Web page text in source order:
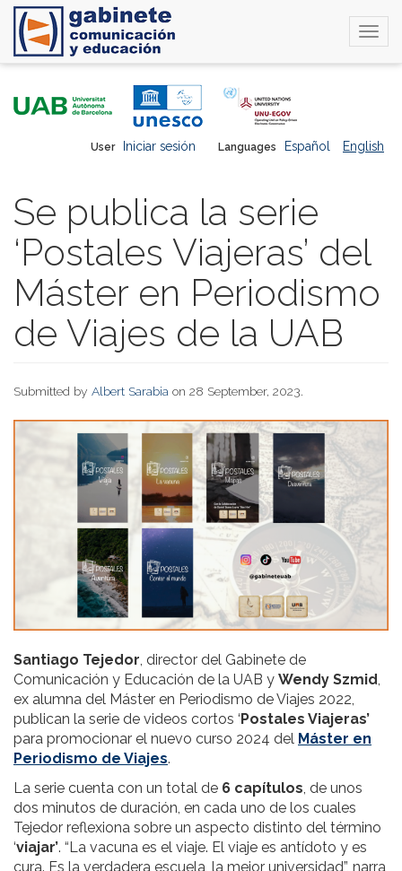
Languages Español English
User Iniciar sesión
Se publica la serie
‘Postales Viajeras’ del
Máster en Periodismo
de Viajes de la UAB
Submitted by Albert Sarabia on 28 September, 2023.
Santiago Tejedor, director del Gabinete de
Comunicación y Educación de la UAB y Wendy Szmid,
ex alumna del Máster en Periodismo de Viajes 2022,
publican la serie de videos cortos ‘ Postales Viajeras’
para promocionar el nuevo curso 2024 del Máster en
Periodismo de Viajes.
La serie cuenta con un total de 6 capítulos, de unos
dos minutos de duración, en cada uno de los cuales
Tejedor reflexiona sobre un aspecto distinto del término
‘viajar’. “La vacuna es el viaje. El viaje es antídoto y es
cura. Es la verdadera escuela, la mejor universidad”, narra